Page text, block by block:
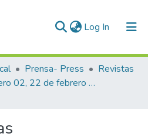
Log In (current)
Prensa- Press
Revistas
Número 02, 22 de febrero de 1940